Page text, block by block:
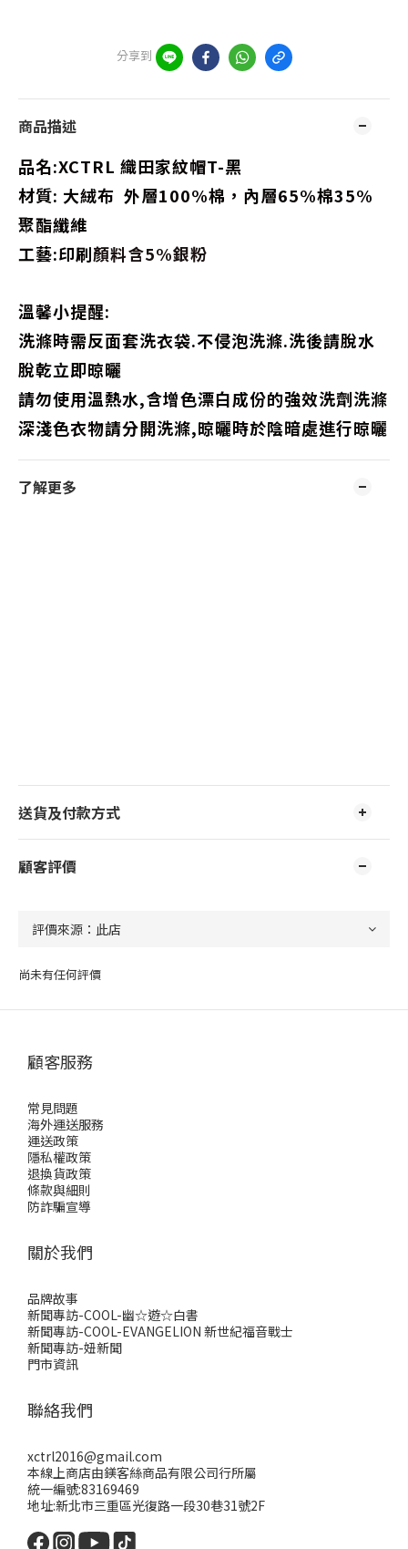
分享到
商品描述
品名:XCTRL 織田家紋帽T-黑
材質: 大絨布 外層100%棉，內層65%棉35%
聚酯纖維
工藝:印刷顏料含5%銀粉
溫馨小提醒:
洗滌時需反面套洗衣袋.不侵泡洗滌.洗後請脫水
脫乾立即晾曬
請勿使用溫熱水,含增色漂白成份的強效洗劑洗滌
深淺色衣物請分開洗滌,晾曬時於陰暗處進行晾曬
了解更多
送貨及付款方式
顧客評價
尚未有任何評價
顧客服務
常見問題
海外運送服務
運送政策
隱私權政策
退換貨政策
條款與細則
防詐騙宣導
關於我們
品牌故事
新聞專訪-COOL-幽☆遊☆白書
新聞專訪-COOL-EVANGELION 新世紀福音戰士
新聞專訪-妞新聞
門市資訊
聯絡我們
xctrl2016@gmail.com
本線上商店由鎂客絲商品有限公司行所屬
統一編號:83169469
地址:新北市三重區光復路一段30巷31號2F